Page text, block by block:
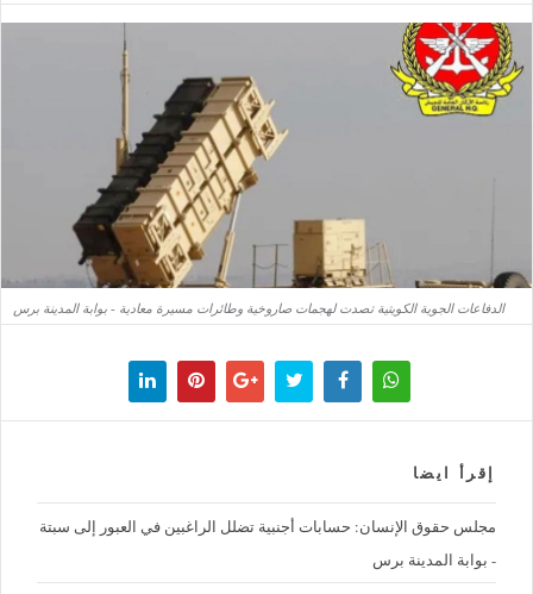
الدفاعات الجوية الكويتية تصدت لهجمات صاروخية وطائرات مسيرة معادية - بوابة المدينة برس
إقرأ ايضا
مجلس حقوق الإنسان: حسابات أجنبية تضلل الراغبين في العبور إلى سبتة
- بوابة المدينة برس